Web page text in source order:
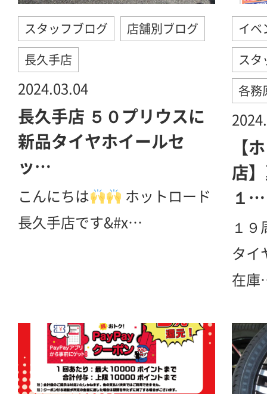
スタッフブログ 店舗別ブログ
長久手店
2024.03.04
長久手店 ５０プリウスに
新品タイヤホイールセ
ッ…
こんにちは
ホットロード
長久手店です&#x…
イベ
スタ
各務
【
店
１…
１９
タイ
在